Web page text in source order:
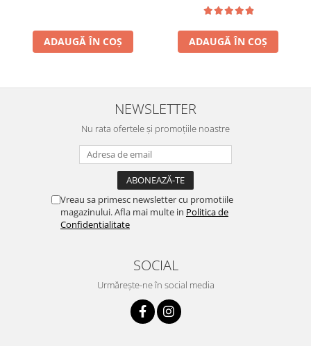
ADAUGĂ ÎN COȘ ADAUGĂ ÎN COȘ
NEWSLETTER
Nu rata ofertele și promoțiile noastre
Vreau sa primesc newsletter cu promotiile
magazinului. Afla mai multe in Politica de
Confidentialitate
SOCIAL
Urmărește-ne în social media